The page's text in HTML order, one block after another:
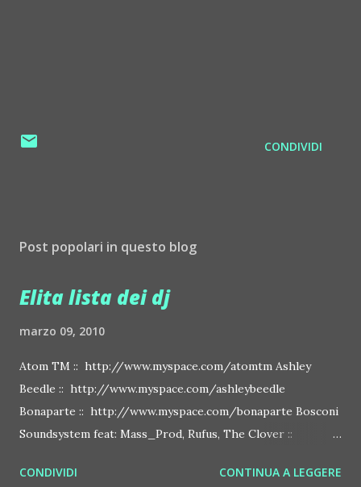
CONDIVIDI
Post popolari in questo blog
Elita lista dei dj
marzo 09, 2010
Atom TM :: http://www.myspace.com/atomtm Ashley
Beedle :: http://www.myspace.com/ashleybeedle
Bonaparte :: http://www.myspace.com/bonaparte Bosconi
Soundsystem feat: Mass_Prod, Rufus, The Clover ::
http://www.myspace.com/benderbyetone Chapelier Fou ::
CONDIVIDI CONTINUA A LEGGERE